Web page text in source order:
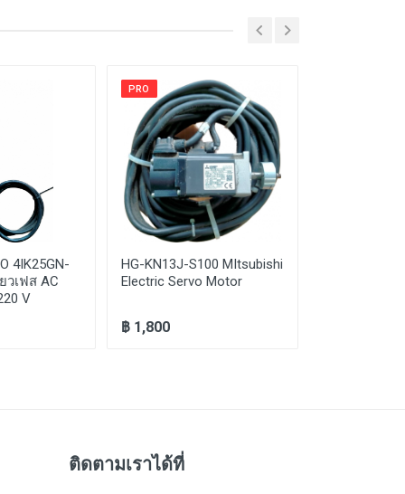
4IK25GN-
วเฟส AC
V
PRO
HG-KN13J-S100 MItsubishi
Electric Servo Motor
฿ 1,800
ติดตามเราได้ที่